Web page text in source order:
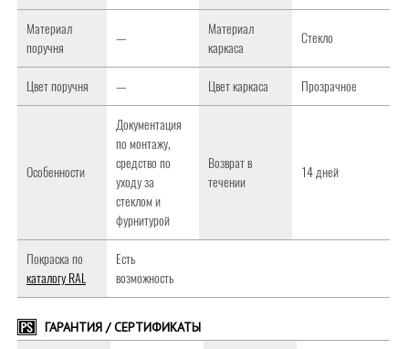
Материал
поручня
—
Материал
каркаса
Стекло
Цвет поручня — Цвет каркаса Прозрачное
Особенности
Документация
по монтажу,
средство по
уходу за
стеклом и
фурнитурой
Возврат в
течении
14 дней
Покраска по
каталогу RAL
Есть
возможность
ГАРАНТИЯ / СЕРТИФИКАТЫ